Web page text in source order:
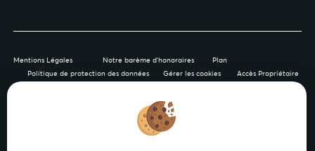
Mentions Légales Notre barème d'honoraires
Plan
Politique de protection des données
Gérer les cookies Accès Propriétaire